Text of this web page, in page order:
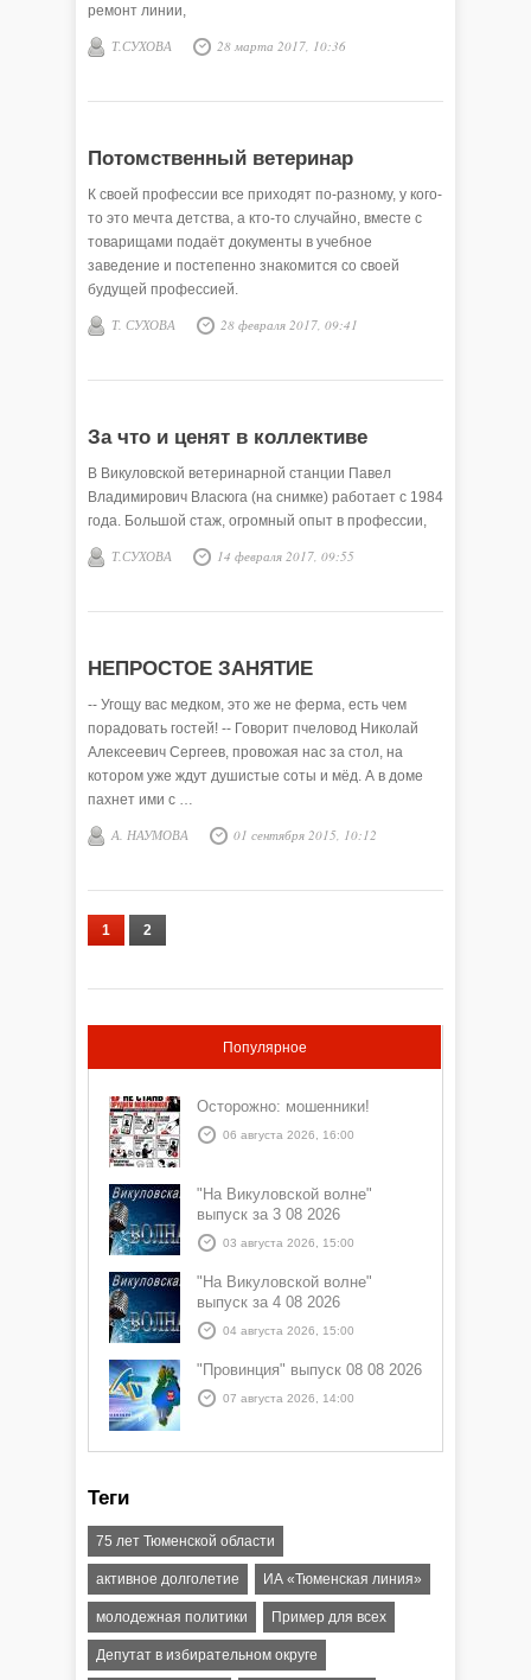
ремонт линии,
Т.СУХОВА 28 марта 2017, 10:36
Потомственный ветеринар
К своей профессии все приходят по-разному, у кого-
то это мечта детства, а кто-то случайно, вместе с
товарищами подаёт документы в учебное
заведение и постепенно знакомится со своей
будущей профессией.
Т. СУХОВА 28 февраля 2017, 09:41
За что и ценят в коллективе
В Викуловской ветеринарной станции Павел
Владимирович Власюга (на снимке) работает с 1984
года. Большой стаж, огромный опыт в профессии,
Т.СУХОВА 14 февраля 2017, 09:55
НЕПРОСТОЕ ЗАНЯТИЕ
-- Угощу вас медком, это же не ферма, есть чем
порадовать гостей! -- Говорит пчеловод Николай
Алексеевич Сергеев, провожая нас за стол, на
котором уже ждут душистые соты и мёд. А в доме
пахнет ими с …
А. НАУМОВА 01 сентября 2015, 10:12
1 2
Популярное
Осторожно: мошенники!
06 августа 2026, 16:00
"На Викуловской волне"
выпуск за 3 08 2026
03 августа 2026, 15:00
"На Викуловской волне"
выпуск за 4 08 2026
04 августа 2026, 15:00
"Провинция" выпуск 08 08 2026
07 августа 2026, 14:00
Теги
75 лет Тюменской области
активное долголетие ИА «Тюменская линия»
молодежная политики Пример для всех
Депутат в избирательном округе